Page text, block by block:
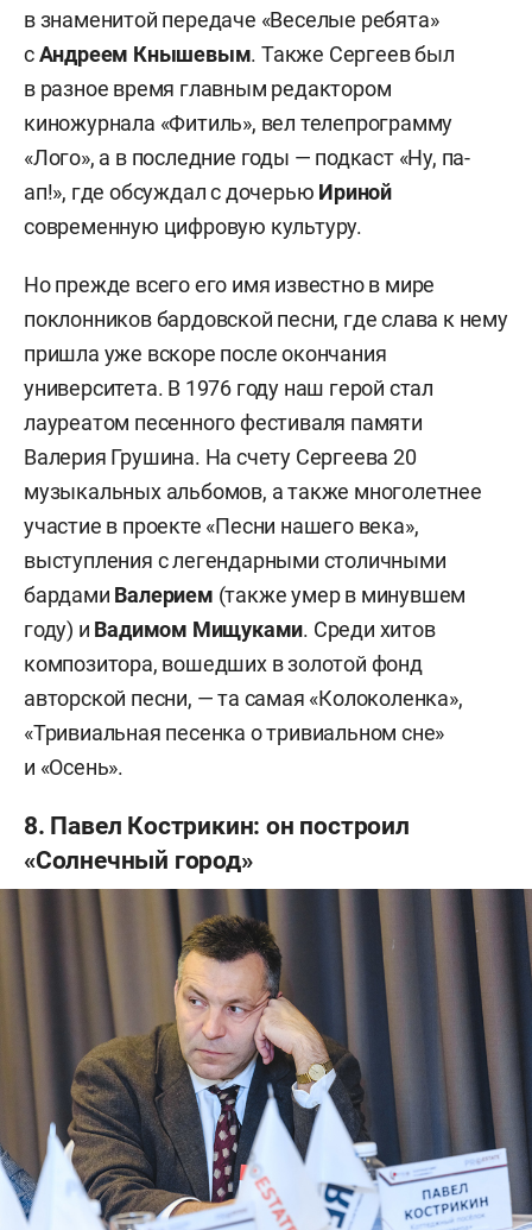
в знаменитой передаче «Веселые ребята»
сАндреем Кнышевым. Также Сергеев был
в разное время главным редактором
киножурнала «Фитиль», вел телепрограмму
«Лого», а в последние годы — подкаст «Ну, па-
ап!», где обсуждал с дочерью Ириной
современную цифровую культуру.
Но прежде всего его имя известно в мире
поклонников бардовской песни, где слава к нему
пришла уже вскоре после окончания
университета. В 1976 году наш герой стал
лауреатом песенного фестиваля памяти
Валерия Грушина. На счету Сергеева 20
музыкальных альбомов, а также многолетнее
участие в проекте «Песни нашего века»,
выступления с легендарными столичными
бардами Валерием (также умер в минувшем
году) и Вадимом Мищуками. Среди хитов
композитора, вошедших в золотой фонд
авторской песни, — та самая «Колоколенка»,
«Тривиальная песенка о тривиальном сне»
и «Осень».
8. Павел Кострикин: он построил
«Солнечный город»